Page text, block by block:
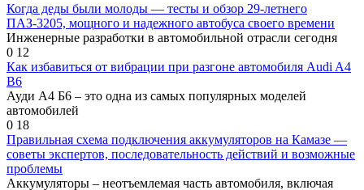
Когда деды были молоды — тесты и обзор 29-летнего
ПАЗ-3205, мощного и надежного автобуса своего времени
Инженерные разработки в автомобильной отрасли сегодня
0 12
Как избавиться от вибрации при разгоне автомобиля Audi A4
B6
Ауди А4 Б6 – это одна из самых популярных моделей
автомобилей
0 18
Правильная схема подключения аккумуляторов на Камазе —
советы экспертов, последовательность действий и возможные
проблемы
Аккумуляторы – неотъемлемая часть автомобиля, включая